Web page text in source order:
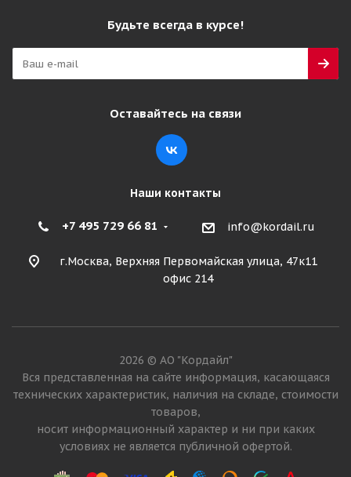
Maxam 200/50-10/6,50F MS702 TR Цельнолитая с
бортом ВЬЕТНАМ
Подробнее
Maxam 200/50-10/6,50F MS701+ TR Цельнолитая с
бортом ВЬЕТНАМ
Достаточно
Будьте всегда в курсе!
Оставайтесь на связи
Наши контакты
+7 495 729 66 81 info@kordail.ru
г.Москва, Верхняя Первомайская улица, 47к11
офис 214
2026 © АО "Кордайл"
Вся представленная на сайте информация, касающаяся
технических характеристик, наличия на складе, стоимости
товаров,
носит информационный характер и ни при каких
условиях не является публичной офертой.